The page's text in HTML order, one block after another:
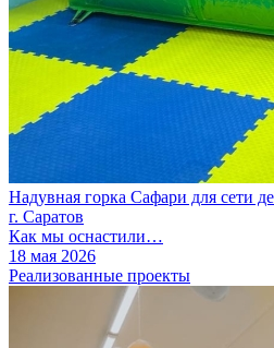
Надувная горка Сафари для сети
г. Саратов
Как мы оснастили…
18 мая 2026
Реализованные проекты